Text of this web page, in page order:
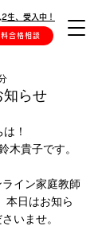
合格相談
生、受入中！
知らせ
！
木貴子です。
イン家庭教師
本日はお知ら
いませ。